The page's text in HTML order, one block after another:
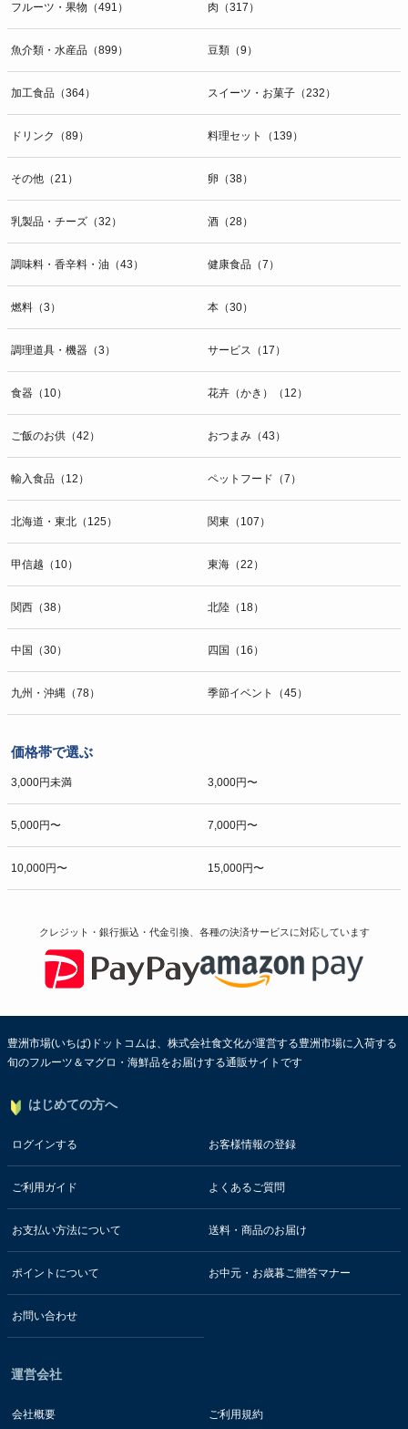
フルーツ・果物（491） 肉（317）
魚介類・水産品（899） 豆類（9）
加工食品（364） スイーツ・お菓子（232）
ドリンク（89） 料理セット（139）
その他（21） 卵（38）
乳製品・チーズ（32） 酒（28）
調味料・香辛料・油（43） 健康食品（7）
燃料（3） 本（30）
調理道具・機器（3） サービス（17）
食器（10） 花卉（かき）（12）
ご飯のお供（42） おつまみ（43）
輸入食品（12） ペットフード（7）
北海道・東北（125） 関東（107）
甲信越（10） 東海（22）
関西（38） 北陸（18）
中国（30） 四国（16）
九州・沖縄（78） 季節イベント（45）
価格帯で選ぶ
3,000円未満 3,000円〜
5,000円〜 7,000円〜
10,000円〜 15,000円〜
クレジット・銀行振込・代金引換、各種の決済サービスに対応しています
豊洲市場(いちば)ドットコムは、株式会社食文化が運営する豊洲市場に入荷する
旬のフルーツ＆マグロ・海鮮品をお届けする通販サイトです
はじめての方へ
ログインする お客様情報の登録
ご利用ガイド よくあるご質問
お支払い方法について 送料・商品のお届け
ポイントについて お中元・お歳暮ご贈答マナー
お問い合わせ
運営会社
会社概要 ご利用規約